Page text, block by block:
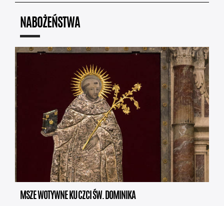
NABOŻEŃSTWA
MSZE WOTYWNE KU CZCI ŚW. DOMINIKA